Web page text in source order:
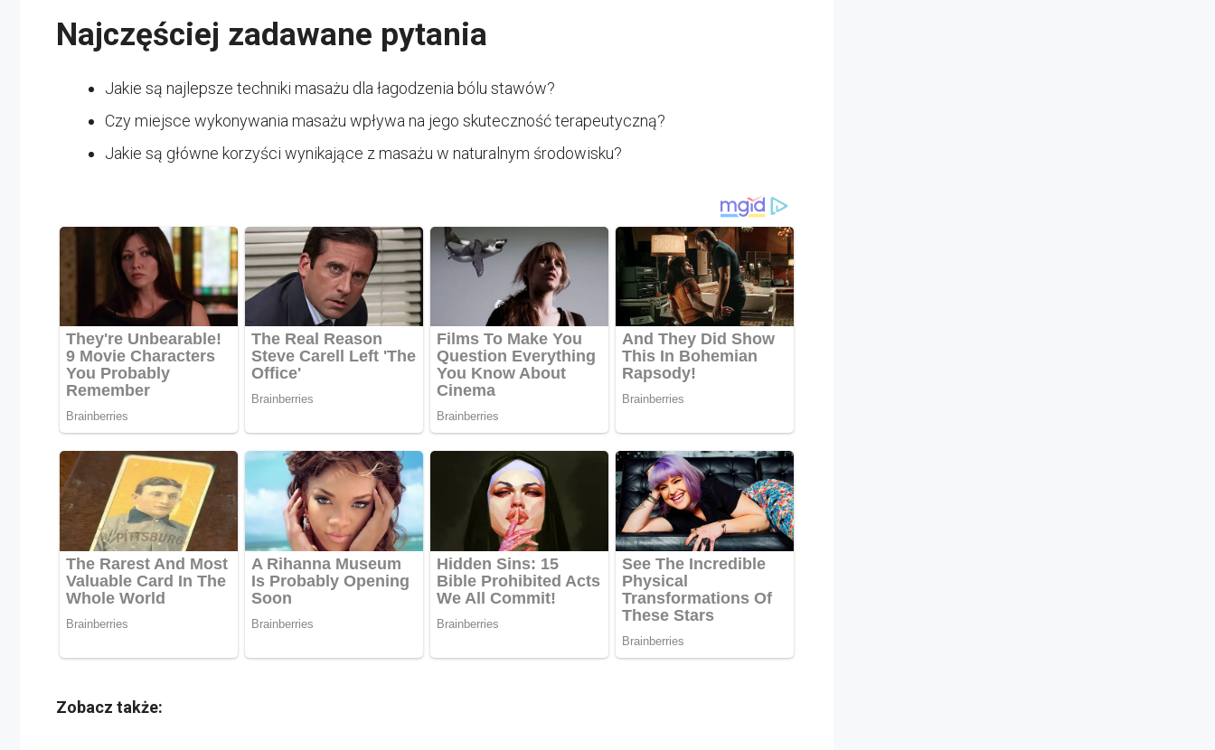
Najczęściej zadawane pytania
Jakie są najlepsze techniki masażu dla łagodzenia bólu stawów?
Czy miejsce wykonywania masażu wpływa na jego skuteczność terapeutyczną?
Jakie są główne korzyści wynikające z masażu w naturalnym środowisku?
Zobacz także: